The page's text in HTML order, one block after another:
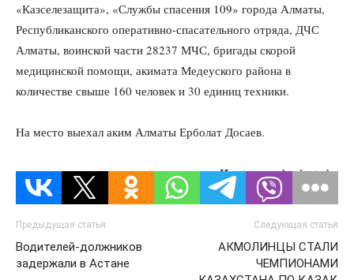
«Казселезащита», «Службы спасения 109» города Алматы,
Республиканского оперативно-спасательного отряда, ДЧС
Алматы, воинской части 28237 МЧС, бригады скорой
медицинской помощи, акимата Медеуского района в
количестве свыше 160 человек и 30 единиц техники.
На место выехал аким Алматы Ерболат Досаев.
Источник: kazlenta.kz
Предыдущая статья
Водителей-должников
задержали в Астане
Следующая статья
АКМОЛИНЦЫ СТАЛИ
ЧЕМПИОНАМИ